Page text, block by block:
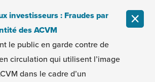
investisseurs : Fraudes par
des ACVM
le public en garde contre de
circulation qui utilisent l’image
dans le cadre d’un